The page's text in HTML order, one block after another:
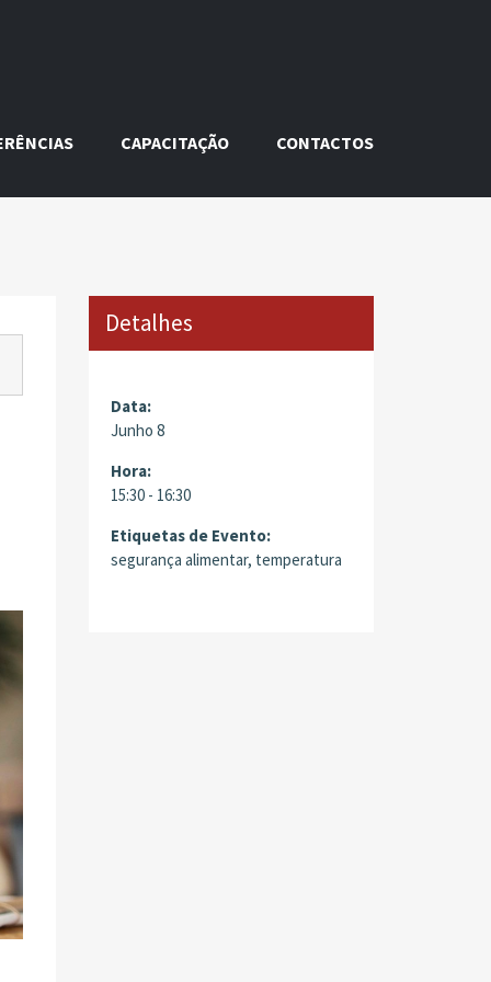
CAPACITAÇÃO CONTACTOS
Detalhes
Data:
Junho 8
Hora:
15:30 - 16:30
Etiquetas de Evento:
segurança alimentar, temperatura